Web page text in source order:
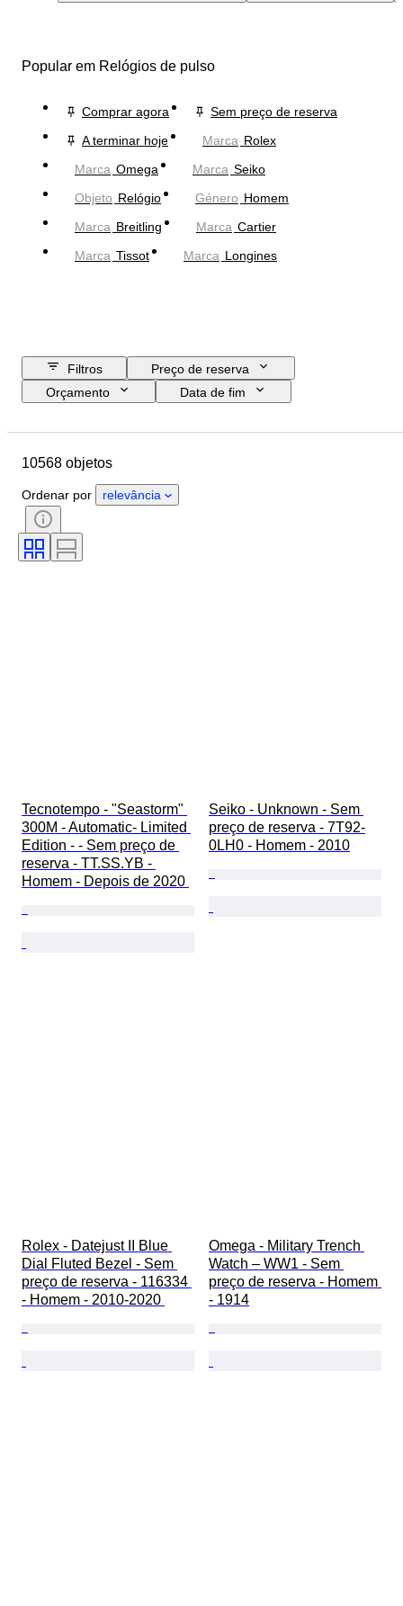
Popular em Relógios de pulso
Comprar agora
Sem preço de reserva
A terminar hoje
Marca Rolex
Marca Omega Marca Seiko
Objeto Relógio Género Homem
Marca Breitling Marca Cartier
Marca Tissot Marca Longines
Filtros
Preço de reserva
Orçamento
Data de fim
Comprimento da bracelete do relógio
País de origem
Material
Género
Período
Edição
10568 objetos
Ordenar por relevância
Tecnotempo - "Seastorm"
300M - Automatic- Limited
Edition - - Sem preço de
reserva - TT.SS.YB -
Homem - Depois de 2020
Seiko - Unknown - Sem
preço de reserva - 7T92-
0LH0 - Homem - 2010
Rolex - Datejust II Blue
Dial Fluted Bezel - Sem
preço de reserva - 116334
- Homem - 2010-2020
Omega - Military Trench
Watch – WW1 - Sem
preço de reserva - Homem
- 1914